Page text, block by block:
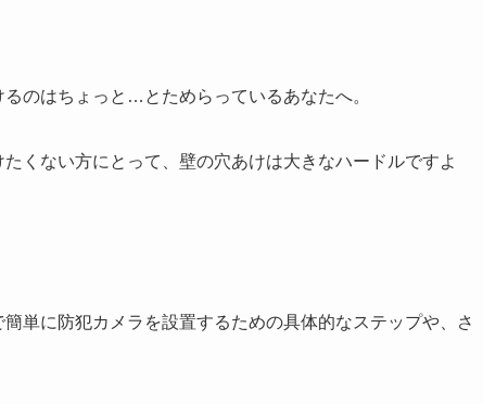
のはちょっと…とためらっているあなたへ。
くない方にとって、壁の穴あけは大きなハードルですよ
単に防犯カメラを設置するための具体的なステップや、さ